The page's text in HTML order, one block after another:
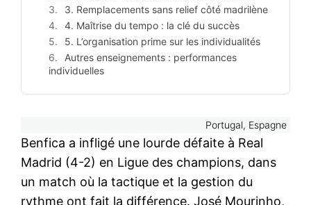
3. Remplacements sans relief côté madrilène
4. Maîtrise du tempo : la clé du succès
5. L’organisation prime sur les individualités
Autres enseignements : performances
individuelles
Portugal, Espagne
Benfica a infligé une lourde défaite à Real
Madrid (4-2) en Ligue des champions, dans
un match où la tactique et la gestion du
rythme ont fait la différence. José Mourinho,